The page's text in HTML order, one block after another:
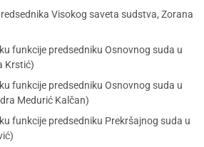
Visokog saveta sudstva, Zorana
funkcije predsedniku Osnovnog suda u
Krstić)
funkcije predsedniku Osnovnog suda u
Medurić Kalčan)
funkcije predsedniku Prekršajnog suda u